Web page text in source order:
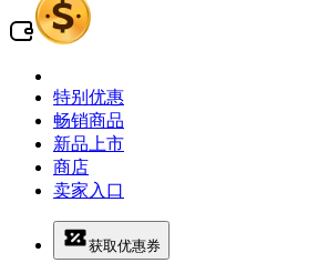
特别优惠
畅销商品
新品上市
商店
卖家入口
获取优惠券